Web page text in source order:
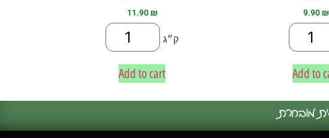
11.90₪
ק״ג
Add to cart
9.90₪
Add to
מובחרת